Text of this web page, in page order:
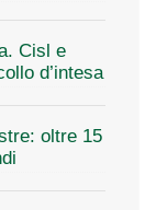
Cisl e
d’intesa
oltre 15